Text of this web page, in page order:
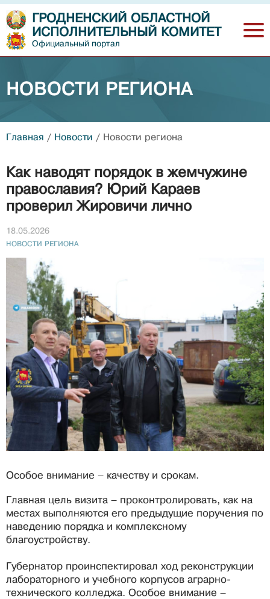
ГРОДНЕНСКИЙ ОБЛАСТНОЙ
ИСПОЛНИТЕЛЬНЫЙ КОМИТЕТ
Официальный портал
НОВОСТИ РЕГИОНА
Главная / Новости / Новости региона
Как наводят порядок в жемчужине
православия? Юрий Караев
проверил Жировичи лично
18.05.2026
НОВОСТИ РЕГИОНА
Особое внимание – качеству и срокам.
Главная цель визита – проконтролировать, как на
местах выполняются его предыдущие поручения по
наведению порядка и комплексному
благоустройству.
Губернатор проинспектировал ход реконструкции
лабораторного и учебного корпусов аграрно-
технического колледжа. Особое внимание –